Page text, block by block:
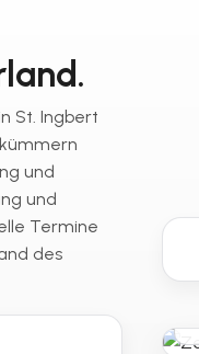
St. Ingbert
und
und
Termine
des